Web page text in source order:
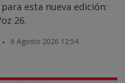
esta nueva edición:
26.
6 Agosto 2026 12:54